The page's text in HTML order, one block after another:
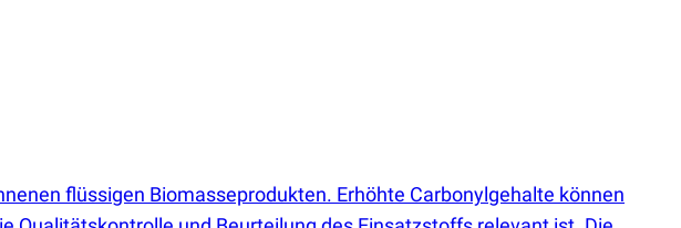
flüssigen Biomasseprodukten. Erhöhte Carbonylgehalte können